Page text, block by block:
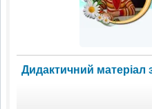
Дидактичний матеріал